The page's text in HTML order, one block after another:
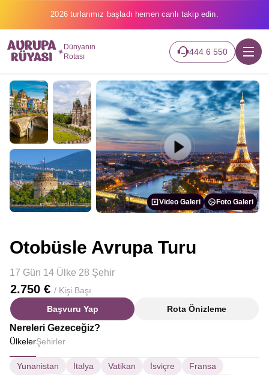
2026 turlarımız başladı hemen canlı takip edin.
Dünyanın
Rotası
444 6 550
Video Galeri Foto Galeri
Otobüsle Avrupa Turu
17 Gün 14 Ülke 28 Şehir
2.750 € / Kişi Başı
Başvuru Yap
Rota Önizleme
Nereleri Gezeceğiz?
ÜlkelerŞehirler
Yunanistan İtalya Vatikan İsviçre
Fransa